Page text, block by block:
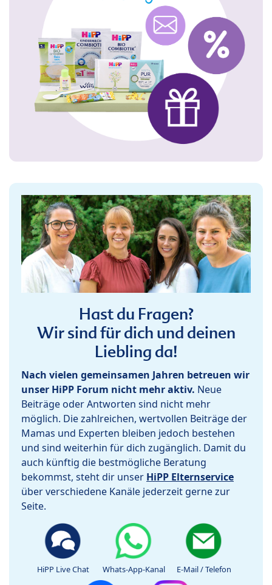
Hast du Fragen?
Wir sind für dich und deinen
Liebling da!
Nach vielen gemeinsamen Jahren betreuen wir
unser HiPP Forum nicht mehr aktiv. Neue
Beiträge oder Antworten sind nicht mehr
möglich. Die zahlreichen, wertvollen Beiträge der
Mamas und Experten bleiben jedoch bestehen
und sind weiterhin für dich zugänglich. Damit du
auch künftig die bestmögliche Beratung
bekommst, steht dir unser HiPP Elternservice
über verschiedene Kanäle jederzeit gerne zur
Seite.
HiPP Live Chat Whats-App-Kanal E-Mail / Telefon